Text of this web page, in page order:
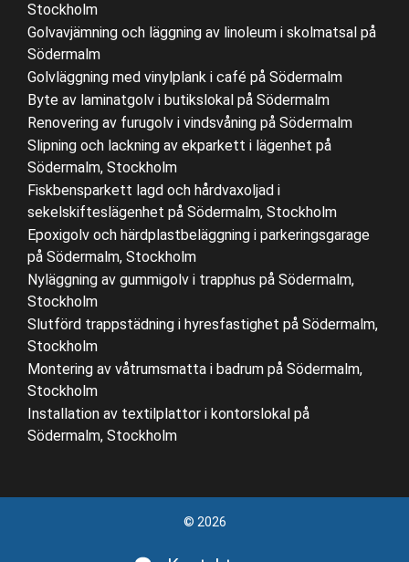
Stockholm
Golvavjämning och läggning av linoleum i skolmatsal på
Södermalm
Golvläggning med vinylplank i café på Södermalm
Byte av laminatgolv i butikslokal på Södermalm
Renovering av furugolv i vindsvåning på Södermalm
Slipning och lackning av ekparkett i lägenhet på
Södermalm, Stockholm
Fiskbensparkett lagd och hårdvaxoljad i
sekelskifteslägenhet på Södermalm, Stockholm
Epoxigolv och härdplastbeläggning i parkeringsgarage
på Södermalm, Stockholm
Nyläggning av gummigolv i trapphus på Södermalm,
Stockholm
Slutförd trappstädning i hyresfastighet på Södermalm,
Stockholm
Montering av våtrumsmatta i badrum på Södermalm,
Stockholm
Installation av textilplattor i kontorslokal på
Södermalm, Stockholm
© 2026